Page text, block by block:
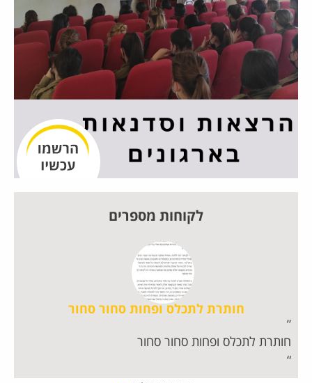
לקוחות מספרים
חותרת לתכלס ופחות סחור סחור
חותרת לתכלס ופחות סחור סחור